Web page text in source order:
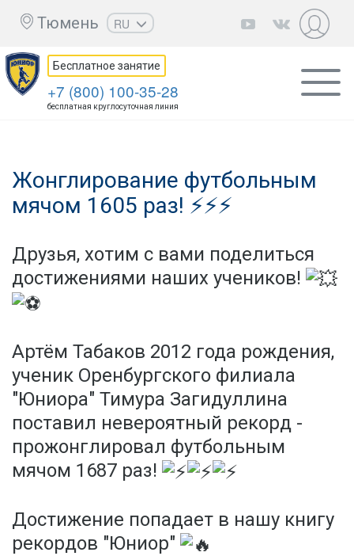
Тюмень
RU
EN
UZ
KZ
Бесплатное занятие
+7 (800) 100-35-28
бесплатная круглосуточная линия
Жонглирование футбольным
мячом 1605 раз! ⚡⚡⚡
Друзья, хотим с вами поделиться
достижениями наших учеников!
Артём Табаков 2012 года рождения,
ученик Оренбургского филиала
"Юниора" Тимура Загидуллина
поставил невероятный рекорд -
прожонглировал футбольным
мячом 1687 раз!
Достижение попадает в нашу книгу
рекордов "Юниор"